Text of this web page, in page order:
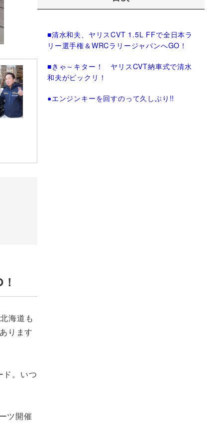
海道も
ります
ド。いつ
ツ開催
■清水和夫、ヤリスCVT 1.5L FFで全日本ラ
リー選手権＆WRCラリージャパンへGO！
■きゃ～キター！ ヤリスCVT納車式で清水
和夫がビックリ！
●エンジンキーを回すのって久しぶり!!